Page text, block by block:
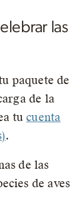
las
paquete de
de la
tucuenta
.
de las
de aves